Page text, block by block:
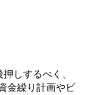
しするべく、
金繰り計画やビ